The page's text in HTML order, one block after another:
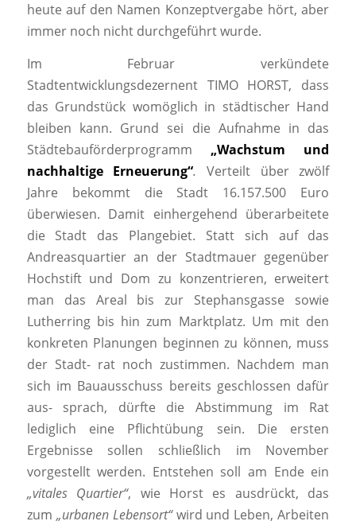
heute auf den Namen Konzeptvergabe hört, aber
immer noch nicht durchgeführt wurde.
Im Februar verkündete
Stadtentwicklungsdezernent TIMO HORST, dass
das Grundstück womöglich in städtischer Hand
bleiben kann. Grund sei die Aufnahme in das
Städtebauförderprogramm „Wachstum und
nachhaltige Erneuerung“. Verteilt über zwölf
Jahre bekommt die Stadt 16.157.500 Euro
überwiesen. Damit einhergehend überarbeitete
die Stadt das Plangebiet. Statt sich auf das
Andreasquartier an der Stadtmauer gegenüber
Hochstift und Dom zu konzentrieren, erweitert
man das Areal bis zur Stephansgasse sowie
Lutherring bis hin zum Marktplatz. Um mit den
konkreten Planungen beginnen zu können, muss
der Stadt- rat noch zustimmen. Nachdem man
sich im Bauausschuss bereits geschlossen dafür
aus- sprach, dürfte die Abstimmung im Rat
lediglich eine Pflichtübung sein. Die ersten
Ergebnisse sollen schließlich im November
vorgestellt werden. Entstehen soll am Ende ein
„vitales Quartier“, wie Horst es ausdrückt, das
zum „urbanen Lebensort“wird und Leben, Arbeiten